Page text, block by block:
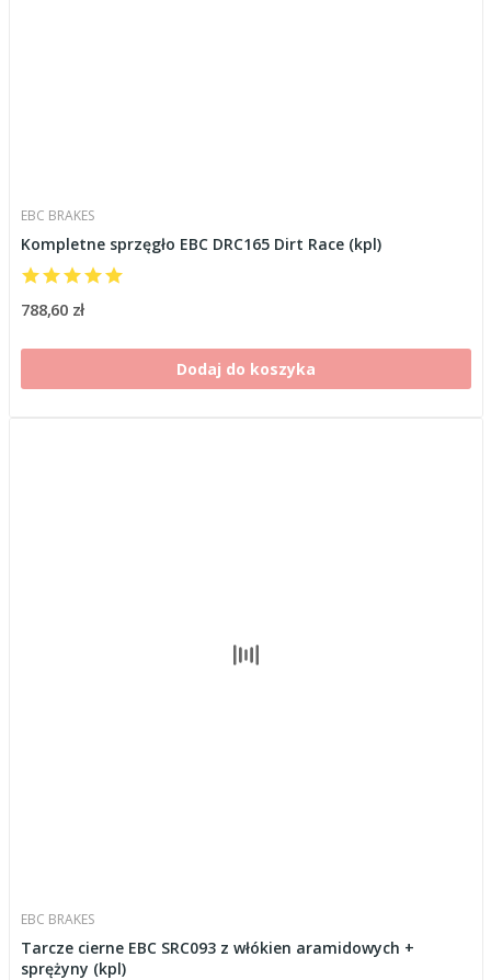
EBC BRAKES
Kompletne sprzęgło EBC DRC165 Dirt Race (kpl)
788,60 zł
Dodaj do koszyka
EBC BRAKES
Tarcze cierne EBC SRC093 z włókien aramidowych +
sprężyny (kpl)